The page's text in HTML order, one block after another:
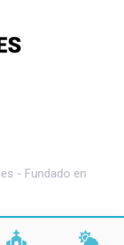
- Fundado en